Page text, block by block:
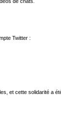
Twitter :
et cette solidarité a